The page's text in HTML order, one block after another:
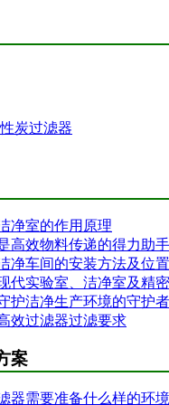
炭过滤器
净室的作用原理
高效物料传递的得力助手
净车间的安装方法及位置
代实验室、洁净室及精
护洁净生产环境的守护者
效过滤器过滤要求
案